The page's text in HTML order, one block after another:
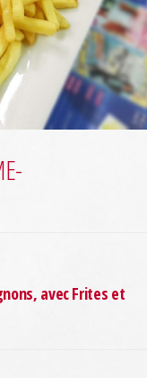
avec Frites et